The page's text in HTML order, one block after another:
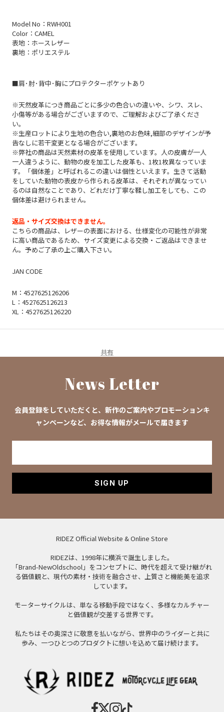
Model No：RWH001
Color：CAMEL
表地：ホースレザー
裏地：ポリエステル
■肩･肘･背中･胸にプロテクターポケットあり
※天然皮革につき商品ごとに多少の色合いの違いや、シワ、スレ、
小傷等がある場合がございますので、ご理解およびご了承くださ
い。
※生産ロットにより生地の色合い,裏地のお色味,細部のデザインが予
告なしに若干変更となる場合がございます。
※弊社の商品は天然素材の皮革を使用しています。人の皮膚が一人
一人違うように、動物の皮を加工した皮革も、1枚1枚異なっていま
す。「個体差」と呼ばれるこの違いは個性といえます。生きて活動
をしていた動物の表皮から作られる皮革は、それぞれが異なってい
るのは自然なことであり、どれだけ丁寧な鞣し加工をしても、この
個体差は避けられません。
返品・サイズ交換はできません。
こちらの商品は、レザーの表面における、仕様変化の可能性が非常
に高い商品であるため、サイズ変更による交換・ご返品はできませ
ん。予めご了承の上ご購入下さい。
JAN CODE
M：4527625126206
L：4527625126213
XL：4527625126220
共有
News Letter
会員登録をしていただくと、新作のご案内やプロモーションキ
ャンペーンなど、お得な情報がメールで届きます
SIGN UP
RIDEZ Official Website & Online Store
RIDEZは、1998年に横浜で誕生しました。
「Brand-NewOldschool」をコンセプトに、時代を超えて受け継がれ
る価値観と、現代の素材・技術を融合させ、上質さと機能美を追求
しています。
モーターサイクルは、単なる移動手段ではなく、多様なカルチャー
と価値観が交差する世界です。
私たちはその奥深さに敬意を払いながら、世界中のライダーと共に
歩み、一つひとつのプロダクトに想いを込めて届け続けます。